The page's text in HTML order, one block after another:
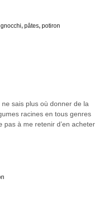
gnocchi, pâtes, potiron
ne sais plus où donner de la
racines en tous genres
pas à me retenir d’en acheter